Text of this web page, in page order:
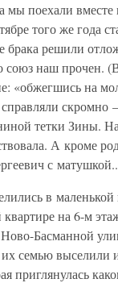
мы поехали
того же года
брака решили
союз наш прочен.
«обжегшись на
справляли
тетки Зины. На
А кроме
с
в
на 6-м
Басманной
семью выселили
приглянулась